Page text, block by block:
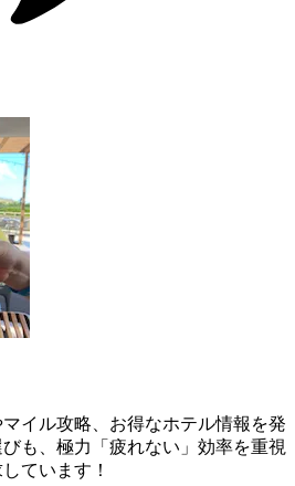
イル攻略、お得なホテル情報を発
も、極力「疲れない」効率を重視
ています！